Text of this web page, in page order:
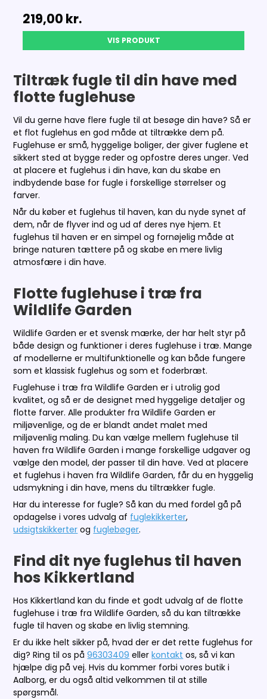
219,00 kr.
VIS PRODUKT
Tiltræk fugle til din have med
flotte fuglehuse
Vil du gerne have flere fugle til at besøge din have? Så er
et flot fuglehus en god måde at tiltrække dem på.
Fuglehuse er små, hyggelige boliger, der giver fuglene et
sikkert sted at bygge reder og opfostre deres unger. Ved
at placere et fuglehus i din have, kan du skabe en
indbydende base for fugle i forskellige størrelser og
farver.
Når du køber et fuglehus til haven, kan du nyde synet af
dem, når de flyver ind og ud af deres nye hjem. Et
fuglehus til haven er en simpel og fornøjelig måde at
bringe naturen tættere på og skabe en mere livlig
atmosfære i din have.
Flotte fuglehuse i træ fra
Wildlife Garden
Wildlife Garden er et svensk mærke, der har helt styr på
både design og funktioner i deres fuglehuse i træ. Mange
af modellerne er multifunktionelle og kan både fungere
som et klassisk fuglehus og som et foderbræt.
Fuglehuse i træ fra Wildlife Garden er i utrolig god
kvalitet, og så er de designet med hyggelige detaljer og
flotte farver. Alle produkter fra Wildlife Garden er
miljøvenlige, og de er blandt andet malet med
miljøvenlig maling. Du kan vælge mellem fuglehuse til
haven fra Wildlife Garden i mange forskellige udgaver og
vælge den model, der passer til din have. Ved at placere
et fuglehus i haven fra Wildlife Garden, får du en hyggelig
udsmykning i din have, mens du tiltrækker fugle.
Har du interesse for fugle? Så kan du med fordel gå på
opdagelse i vores udvalg af fuglekikkerter,
udsigtskikkerter og fuglebøger.
Find dit nye fuglehus til haven
hos Kikkertland
Hos Kikkertland kan du finde et godt udvalg af de flotte
fuglehuse i træ fra Wildlife Garden, så du kan tiltrække
fugle til haven og skabe en livlig stemning.
Er du ikke helt sikker på, hvad der er det rette fuglehus for
dig? Ring til os på96303409 ellerkontakt os, så vi kan
hjælpe dig på vej. Hvis du kommer forbi vores butik i
Aalborg, er du også altid velkommen til at stille
spørgsmål.